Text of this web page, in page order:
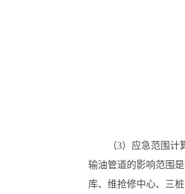
（3）应急范围
输油管道的影响范围
库、维抢修中心、三